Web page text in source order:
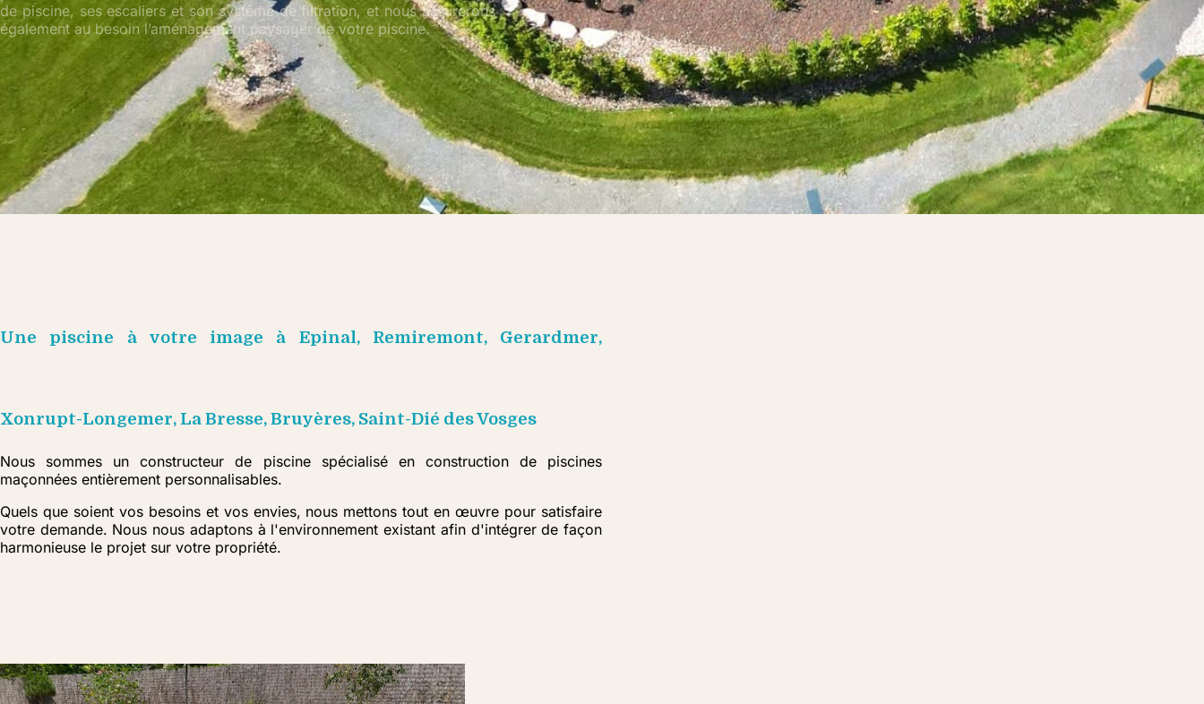
de piscine, ses escaliers et son système de filtration, et nous assurerons
également au besoin l’aménagement paysager de votre piscine.
Une piscine à votre image à Epinal, Remiremont, Gerardmer,
Xonrupt-Longemer, La Bresse, Bruyères, Saint-Dié des Vosges
Nous sommes un constructeur de piscine spécialisé en construction de piscines
maçonnées entièrement personnalisables.
Quels que soient vos besoins et vos envies, nous mettons tout en œuvre pour satisfaire
votre demande. Nous nous adaptons à l'environnement existant afin d'intégrer de façon
harmonieuse le projet sur votre propriété.